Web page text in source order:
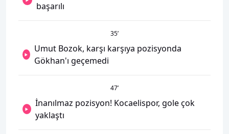
başarılı
35’
Umut Bozok, karşı karşıya pozisyonda
Gökhan'ı geçemedi
47’
İnanılmaz pozisyon! Kocaelispor, gole çok
yaklaştı